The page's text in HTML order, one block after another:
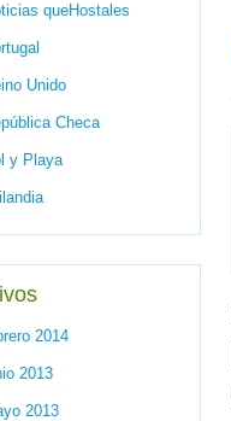
queHostales
Unido
Checa
y Playa
2014
2013
2013